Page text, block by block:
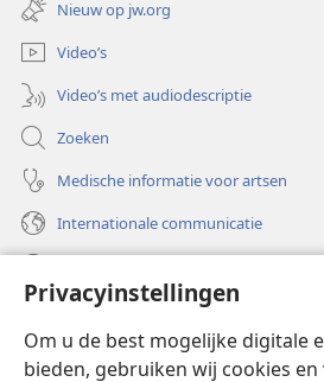
Privacyinstellingen
Om u de best mogelijke digitale
bieden, gebruiken wij cookies
venster)
Nieuw op jw.org
Video’s
Video’s met audiodescriptie
Zoeken
Medische informatie voor artsen
Internationale communicatie
(opent
nieuw